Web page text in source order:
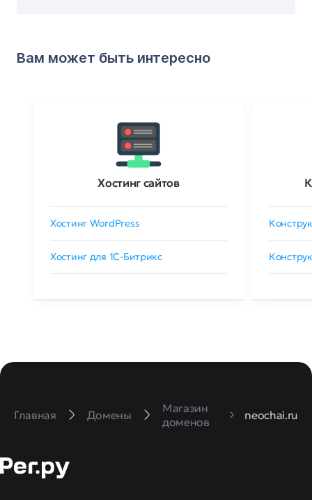
Вам может быть интересно
Хостинг сайтов
Хостинг WordPress
Хостинг для 1C-Битрикс
Главная Домены
Магазин
доменов
neochai.ru